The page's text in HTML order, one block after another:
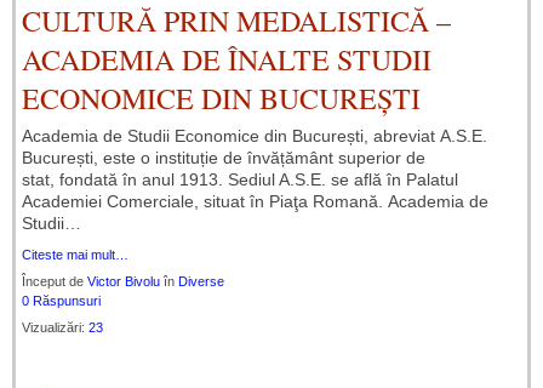
CULTURĂ PRIN MEDALISTICĂ –
ACADEMIA DE ÎNALTE STUDII
ECONOMICE DIN BUCUREȘTI
Academia de Studii Economice din București, abreviat A.S.E.
București, este o instituție de învățământ superior de
stat, fondată în anul 1913. Sediul A.S.E. se află în Palatul
Academiei Comerciale, situat în Piaţa Romană. Academia de
Studii…
Citeste mai mult…
Început de Victor Bivolu în Diverse
0 Răspunsuri
Vizualizări: 23